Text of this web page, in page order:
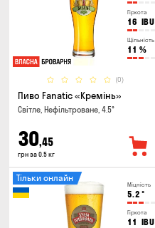
Гіркота
16 IBU
Щільність
11 %
(0)
Пиво Fanatic «Кремінь»
Світле, Нефільтроване, 4.5°
30,45
грн за 0.5 кг
Міцність
5.2 °
Гіркота
11 IBU
Тільки онлайн